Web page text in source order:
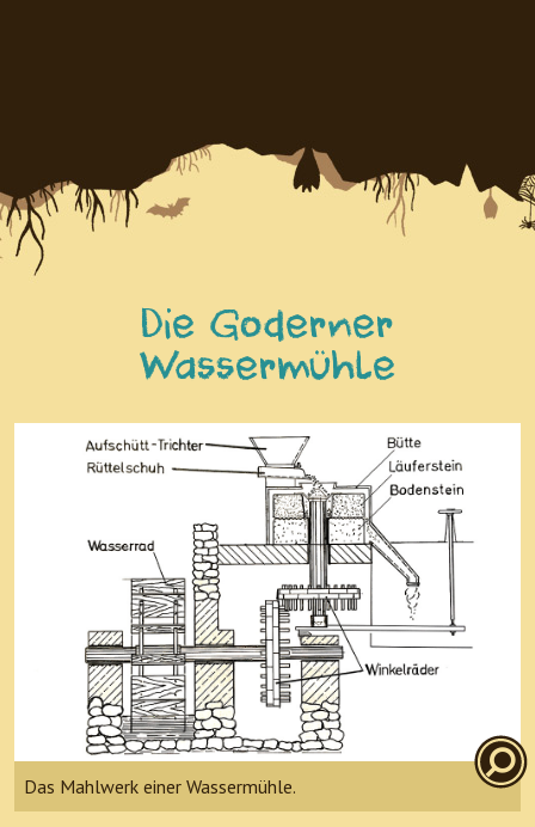
Die Goderner
Wassermühle
Das Mahlwerk einer Wassermühle.